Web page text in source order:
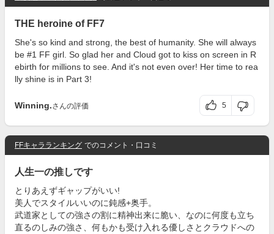
THE heroine of FF7
She's so kind and strong, the best of humanity. She will always
be #1 FF girl. So glad her and Cloud got to kiss on screen in R
ebirth for millions to see. And it's not even over! Her time to rea
lly shine is in Part 3!
Winning.さんの評価 5
FFキャラランキング でのコメント・口コミ
人生一の推しです
とりあえずギャップがいい!
美人でスタイルいいのに鈍感+奥手。
武道家としての強さの割に精神出来に脆い、なのに何度も立ち
直るのしみの強さ、何もかも受け入れる優しさとクラウドへの